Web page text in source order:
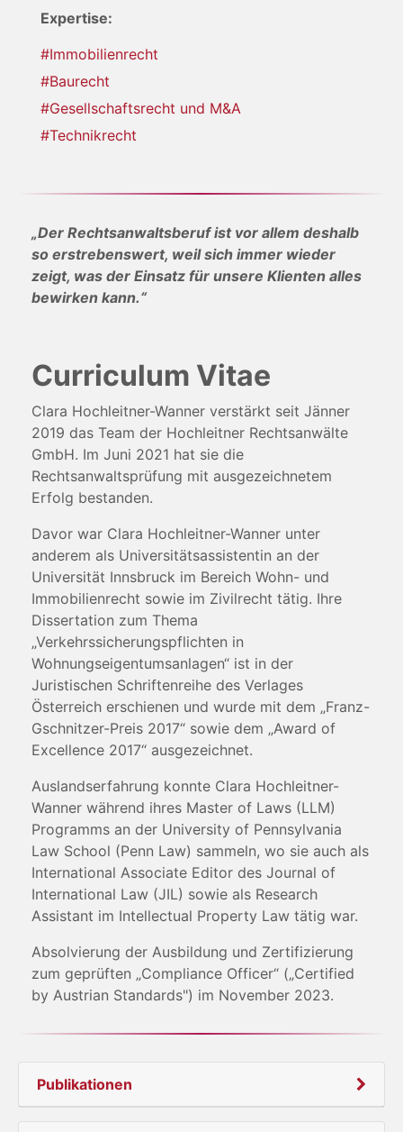
Expertise:
#Immobilienrecht
#Baurecht
#Gesellschaftsrecht und M&A
#Technikrecht
„Der Rechtsanwaltsberuf ist vor allem deshalb
so erstrebenswert, weil sich immer wieder
zeigt, was der Einsatz für unsere Klienten alles
bewirken kann.“
Curriculum Vitae
Clara Hochleitner-Wanner verstärkt seit Jänner
2019 das Team der Hochleitner Rechtsanwälte
GmbH. Im Juni 2021 hat sie die
Rechtsanwaltsprüfung mit ausgezeichnetem
Erfolg bestanden.
Davor war Clara Hochleitner-Wanner unter
anderem als Universitätsassistentin an der
Universität Innsbruck im Bereich Wohn- und
Immobilienrecht sowie im Zivilrecht tätig. Ihre
Dissertation zum Thema
„Verkehrssicherungspflichten in
Wohnungseigentumsanlagen“ ist in der
Juristischen Schriftenreihe des Verlages
Österreich erschienen und wurde mit dem „Franz-
Gschnitzer-Preis 2017“ sowie dem „Award of
Excellence 2017“ ausgezeichnet.
Auslandserfahrung konnte Clara Hochleitner-
Wanner während ihres Master of Laws (LLM)
Programms an der University of Pennsylvania
Law School (Penn Law) sammeln, wo sie auch als
International Associate Editor des Journal of
International Law (JIL) sowie als Research
Assistant im Intellectual Property Law tätig war.
Absolvierung der Ausbildung und Zertifizierung
zum geprüften „Compliance Officer“ („Certified
by Austrian Standards") im November 2023.
Publikationen